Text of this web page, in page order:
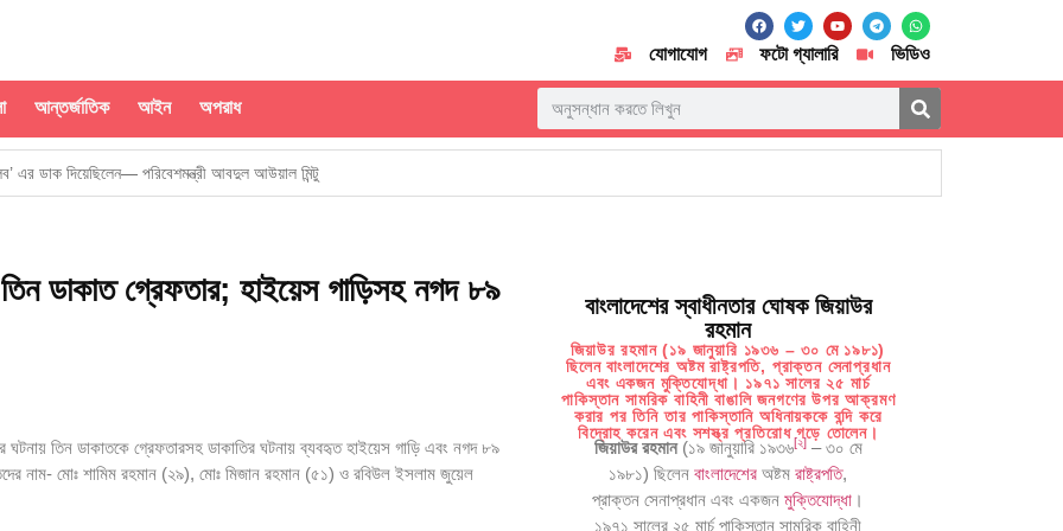
যোগাযোগ
ফটো গ্যালারি ভিডিও
আন্তর্জাতিক আইন অপরাধ
এর ডাক দিয়েছিলেন— পরিবেশমন্ত্রী আবদুল আউয়াল মিন্টু
টেকসই সমাধান: স্থানীয় সরকার মন্ত্রী
বেসামরিক বিমান পরিবহন ও পর্যটন মন্ত্রীর
করার আহ্বান স্বরাষ্ট্রমন্ত্রীর
তিন ডাকাত গ্রেফতার; হাইয়েস গাড়িসহ নগদ ৮৯
ঘটনায় তিন ডাকাতকে গ্রেফতারসহ ডাকাতির ঘটনায় ব্যবহৃত হাইয়েস গাড়ি এবং নগদ ৮৯
নাম- মোঃ শামিম রহমান (২৯), মোঃ মিজান রহমান (৫১) ও রবিউল ইসলাম জুয়েল
বাংলাদেশের স্বাধীনতার ঘোষক জিয়াউর
রহমান
জিয়াউর রহমান (১৯ জানুয়ারি ১৯৩৬ – ৩০ মে ১৯৮১)
ছিলেন বাংলাদেশের অষ্টম রাষ্ট্রপতি, প্রাক্তন সেনাপ্রধান
এবং একজন মুক্তিযোদ্ধা। ১৯৭১ সালের ২৫ মার্চ
পাকিস্তান সামরিক বাহিনী বাঙালি জনগণের উপর আক্রমণ
করার পর তিনি তার পাকিস্তানি অধিনায়ককে বন্দি করে
বিদ্রোহ করেন এবং সশস্ত্র প্রতিরোধ গড়ে তোলেন।
জিয়াউর রহমান(১৯ জানুয়ারি ১৯৩৬[২]– ৩০ মে
১৯৮১) ছিলেনবাংলাদেশের অষ্টমরাষ্ট্রপতি,
প্রাক্তন সেনাপ্রধান এবং একজনমুক্তিযোদ্ধা ।
১৯৭১ সালের ২৫ মার্চ পাকিস্তান সামরিক বাহিনী